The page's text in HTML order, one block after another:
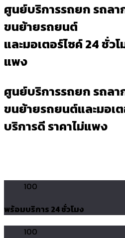
ศูนย์บริการรถยก รถล
ขนย้ายรถยนต์
และมอเตอร์ไซค์ 24 ชั่ว
แพง
ศูนย์บริการรถยก รถล
ขนย้ายรถยนต์และมอเต
บริการดี ราคาไม่แพง
100
พร้อมบริการ 24 ชั่วโมง
100